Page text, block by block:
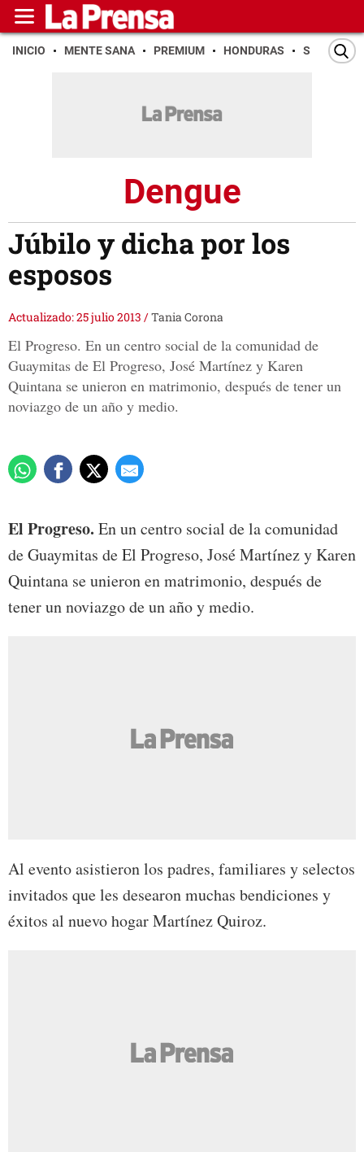
INICIO MENTE SANA PREMIUM HONDURAS SAN PEDRO
Dengue
Júbilo y dicha por los
esposos
Actualizado: 25 julio 2013 /Tania Corona
El Progreso. En un centro social de la comunidad de
Guaymitas de El Progreso, José Martínez y Karen
Quintana se unieron en matrimonio, después de tener un
noviazgo de un año y medio.
El Progreso. En un centro social de la comunidad
de Guaymitas de El Progreso, José Martínez y Karen
Quintana se unieron en matrimonio, después de
tener un noviazgo de un año y medio.
Al evento asistieron los padres, familiares y selectos
invitados que les desearon muchas bendiciones y
éxitos al nuevo hogar Martínez Quiroz.